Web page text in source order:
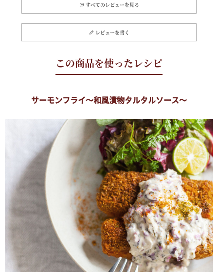
すべてのレビューを見る
レビューを書く
サーモンフライ～和風漬物タルタルソース～